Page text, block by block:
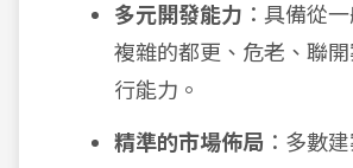
多元開發能力 ：具備從
複雜的都更、危老、聯
行能力。
精準的市場佈局 ：多數